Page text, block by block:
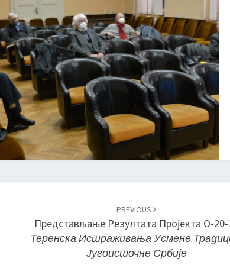
д
а
т
а
з
а
ч
л
а
н
в
PREVIOUS
Представљање Резултата Пројекта О-20-
Теренска Истраживања Усмене
Југоисточне Србије